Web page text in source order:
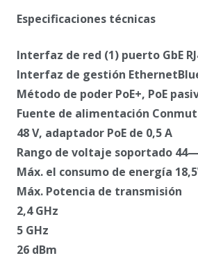
Especificaciones técnicas
Interfaz de red (1) puerto GbE
Interfaz de gestión
Método de poder PoE+, PoE
Fuente de alimentación
48 V, adaptador PoE de 0,5 A
Rango de voltaje soportado
Máx. el consumo de energía
Máx. Potencia de transmisión
2,4 GHz
5 GHz
26 dBm